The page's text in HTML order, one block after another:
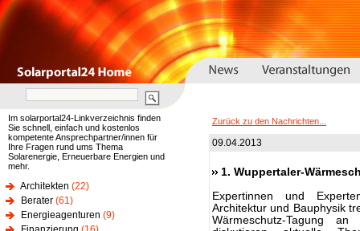
Im solarportal24-Linkverzeichnis finden
Sie schnell, einfach und kostenlos
kompetente Ansprechpartner/innen für
Ihre Fragen rund ums Thema
Solarenergie, Erneuerbare Energien und
mehr.
Architekten (22)
Berater (61)
Energieagenturen (9)
Zurück zu den Nachrichten...
09.04.2013
1. Wuppertaler-
Expertinnen und
Architektur und Bauphysik
Wärmeschutz-Tagung